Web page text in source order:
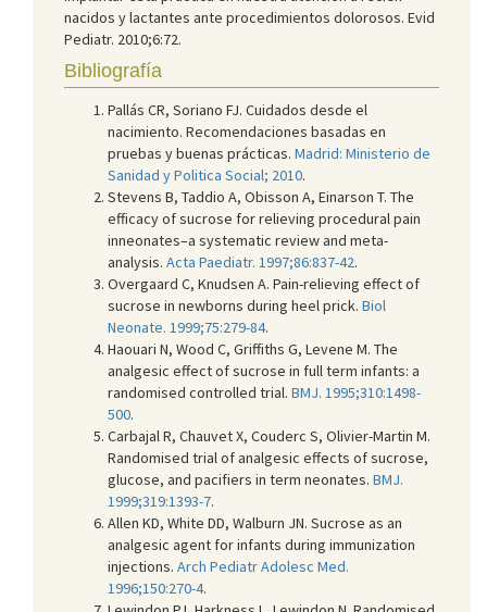
nacidos y lactantes ante procedimientos dolorosos. Evid
Pediatr. 2010;6:72.
Bibliografía
Pallás CR, Soriano FJ. Cuidados desde el
nacimiento. Recomendaciones basadas en
pruebas y buenas prácticas. Madrid: Ministerio de
Sanidad y Politica Social; 2010.
Stevens B, Taddio A, Obisson A, Einarson T. The
efficacy of sucrose for relieving procedural pain
inneonates–a systematic review and meta-
analysis. Acta Paediatr. 1997;86:837-42.
Overgaard C, Knudsen A. Pain-relieving effect of
sucrose in newborns during heel prick. Biol
Neonate. 1999;75:279-84.
Haouari N, Wood C, Griffiths G, Levene M. The
analgesic effect of sucrose in full term infants: a
randomised controlled trial. BMJ. 1995;310:1498-
500.
Carbajal R, Chauvet X, Couderc S, Olivier-Martin M.
Randomised trial of analgesic effects of sucrose,
glucose, and pacifiers in term neonates. BMJ.
1999;319:1393-7.
Allen KD, White DD, Walburn JN. Sucrose as an
analgesic agent for infants during immunization
injections. Arch Pediatr Adolesc Med.
1996;150:270-4.